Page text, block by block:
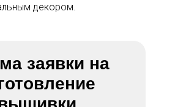
декором.
заявки на